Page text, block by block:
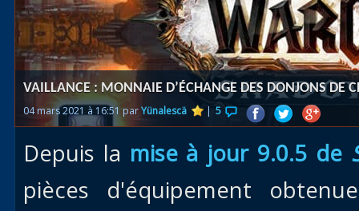
Races
alliées
des îles
VAILLANCE : MONNAIE D’ÉCHANGE DES DONJONS DE
04 mars 2021 à 16:51 parYünalescä | 5
Depuis la mise à jour 9.0.5 de
pièces d'équipement